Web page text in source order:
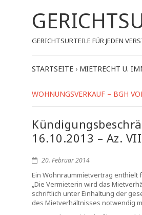
GERICHTSURTEILE FÜR JEDEN
STARTSEITE › MIETRECHT U.
WOHNUNGSVERKAUF – BGH
16.10.2013 – Az.
20. Februar 2014
Ein Wohnraummietvertrag
„Die Vermieterin wird das
schriftlich unter Einhaltung der
des Mietverhältnisses notwendig